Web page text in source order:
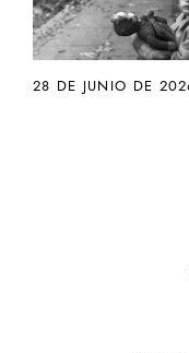
28 DE JUNIO DE